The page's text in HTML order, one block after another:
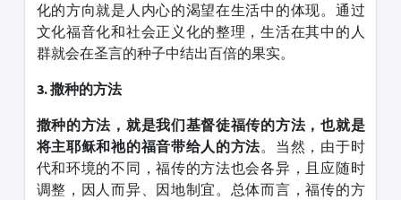
化的方向就是人内心的渴望在生活中的体现。通过
文化福音化和社会正义化的整理，生活在其中的人
群就会在圣言的种子中结出百倍的果实。
3. 撒种的方法
撒种的方法，就是我们基督徒福传的方法，也就是
将主耶稣和祂的福音带给人的方法。当然，由于时
代和环境的不同，福传的方法也会各异，且应随时
调整，因人而异、因地制宜。总体而言，福传的方